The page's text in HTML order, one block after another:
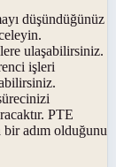
düşündüğünüz
ulaşabilirsiniz.
işleri
PTE
bir adım olduğunu